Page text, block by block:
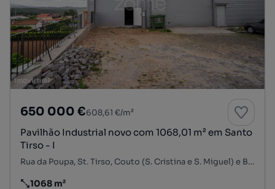
650 000 €608,61 €/m²
Pavilhão Industrial novo com 1068,01 m² em Santo
Tirso - I
Rua da Poupa, St. Tirso, Couto (S. Cristina e S. Miguel) e Burgães, Santo Tirso, Porto
1068 m²